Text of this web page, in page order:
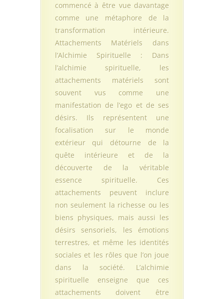
commencé à être vue davantage
comme une métaphore de la
transformation intérieure.
Attachements Matériels dans
l’Alchimie Spirituelle : Dans
l’alchimie spirituelle, les
attachements matériels sont
souvent vus comme une
manifestation de l’ego et de ses
désirs. Ils représentent une
focalisation sur le monde
extérieur qui détourne de la
quête intérieure et de la
découverte de la véritable
essence spirituelle. Ces
attachements peuvent inclure
non seulement la richesse ou les
biens physiques, mais aussi les
désirs sensoriels, les émotions
terrestres, et même les identités
sociales et les rôles que l’on joue
dans la société. L’alchimie
spirituelle enseigne que ces
attachements doivent être